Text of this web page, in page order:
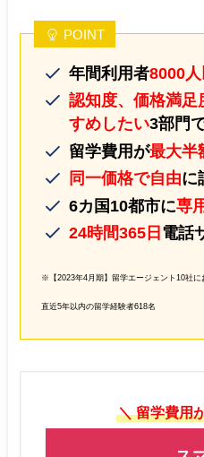
POINT
年間利用者8000
認知度、価格満足
すめしたい3部門
留学費用が最大半
同一価格で自由に
6カ国10都市に専
24時間365日 電話
※【2023年4月期】留学エージェント10社
直近5年以内の留学経験者618名
＼ 留学費用